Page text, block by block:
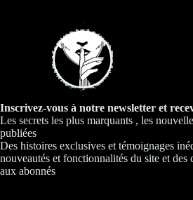
Inscrivez-vous à notre newsletter et
Les secrets les plus marquants , les
publiées
Des histoires exclusives et témoignages
nouveautés et fonctionnalités du site et des
aux abonnés